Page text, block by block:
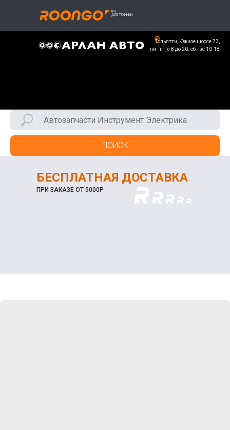
Тольятти, Южное шоссе 73,
пн - пт, с 8 до 20; сб - вс 10-18
ПОИСК
БЕСПЛАТНАЯ ДОСТАВКА
ПРИ ЗАКАЗЕ ОТ 5000Р